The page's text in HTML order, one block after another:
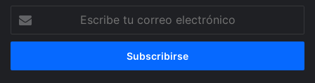
Escribe
tu
correo